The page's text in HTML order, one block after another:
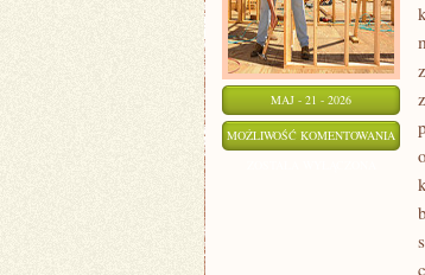
MAJ - 21 - 2026
MOŻLIWOŚĆ KOMENTOWANIA